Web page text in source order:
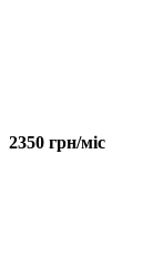
2350 грн/міс